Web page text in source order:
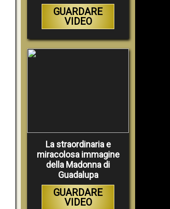
GUARDARE
VIDEO
La straordinaria e
miracolosa immagine
della Madonna di
Guadalupa
GUARDARE
VIDEO